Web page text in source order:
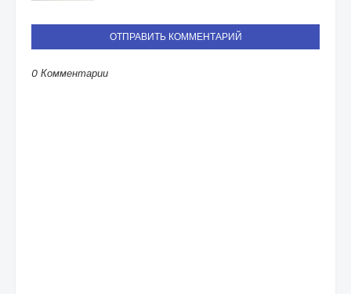
ОТПРАВИТЬ КОММЕНТАРИЙ
0 Комментарии